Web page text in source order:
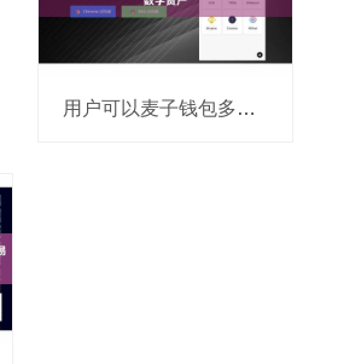
用户可以麦子钱包多链钱包在钱包中同时管理多种数字资产